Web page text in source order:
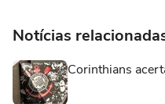
Notícias
Corinthians